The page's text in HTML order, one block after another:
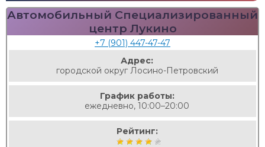
Автомобильный Специализированный
центр Лукино
+7 (901) 447-47-47
Адрес:
городской округ Лосино-Петровский
График работы:
ежедневно, 10:00–20:00
Рейтинг: